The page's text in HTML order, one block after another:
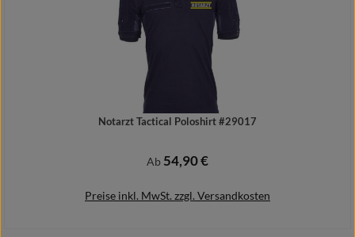
Notarzt Tactical Poloshirt #29017
Regulärer Preis:
Ab 54,90 €
Preise inkl. MwSt. zzgl. Versandkosten